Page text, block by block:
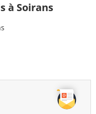
<=0,1 µg/L
L <=0,1 µg/L
<=0,1 µg/L
à Soirans